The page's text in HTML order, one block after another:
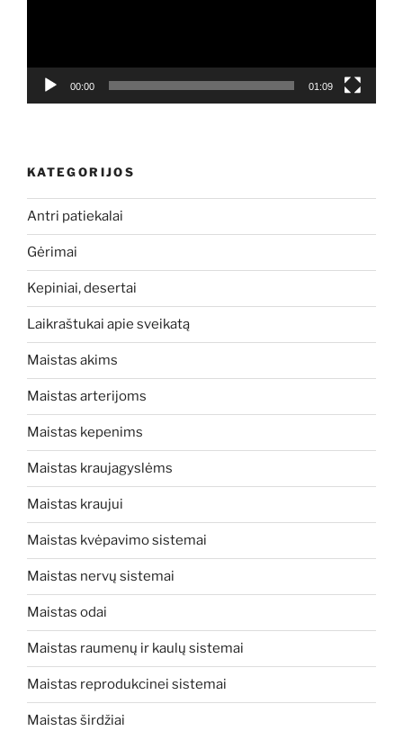
00:00 01:09
KATEGORIJOS
Antri patiekalai
Gėrimai
Kepiniai, desertai
Laikraštukai apie sveikatą
Maistas akims
Maistas arterijoms
Maistas kepenims
Maistas kraujagyslėms
Maistas kraujui
Maistas kvėpavimo sistemai
Maistas nervų sistemai
Maistas odai
Maistas raumenų ir kaulų sistemai
Maistas reprodukcinei sistemai
Maistas širdžiai